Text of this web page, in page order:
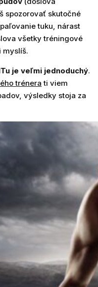
spozorovať skutočné
tuku, nárast
všetky tréningové
myslíš.
je veľmi jednoduchý.
trénera ti viem
výsledky stoja za